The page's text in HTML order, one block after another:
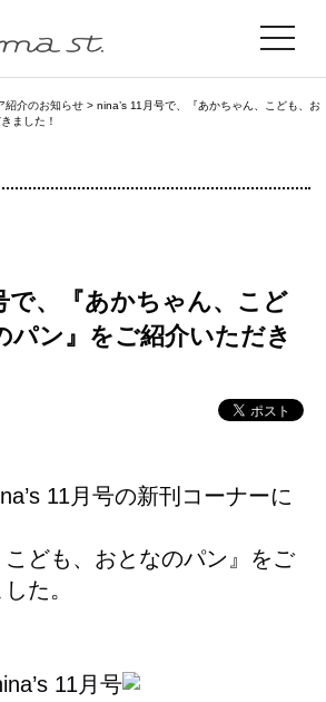
紹介のお知らせ > nina’s 11月号で、『あかちゃん、こども、お
ました！
toggle
で、『あかちゃん、こど
パン』をご紹介いただき
11月号の新刊コーナーに
こども、おとなのパン』をご
た。
11月号